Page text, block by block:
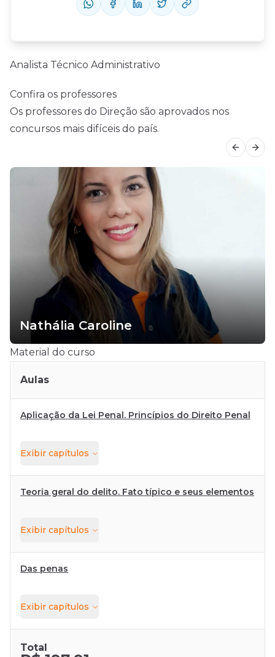
Analista Técnico Administrativo
Confira os professores
Os professores do Direção são aprovados nos
concursos mais difíceis do país.
Nathália Caroline
Material do curso
Aulas
Aplicação da Lei Penal. Princípios do Direito Penal
Exibir capítulos
Teoria geral do delito. Fato típico e seus elementos
Exibir capítulos
Das penas
Exibir capítulos
Total